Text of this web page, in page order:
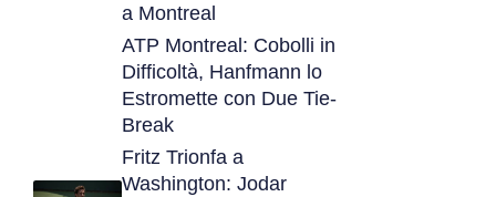
a Montreal
ATP Montreal: Cobolli in
Difficoltà, Hanfmann lo
Estromette con Due Tie-
Break
Fritz Trionfa a
Washington: Jodar